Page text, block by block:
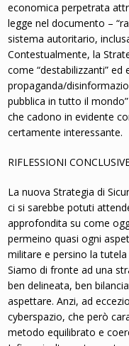
economica perpetrata
legge nel documento –
sistema autoritario,
Contestualmente, la
come “destabilizzanti”
propaganda/
pubblica in tutto il
che cadono in evidente
certamente interessante.
RIFLESSIONI
La nuova Strategia di
ci si sarebbe potuti
approfondita su come
permeino quasi ogni
militare e persino la
Siamo di fronte ad una
ben delineata, ben
aspettare. Anzi, ad
cyberspazio, che però
metodo equilibrato e